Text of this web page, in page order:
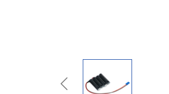
Previous